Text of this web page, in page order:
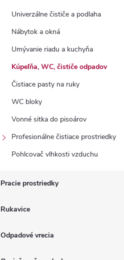
Univerzálne čističe a podlaha
Nábytok a okná
Umývanie riadu a kuchyňa
Kúpeľňa, WC, čističe odpadov
Čistiace pasty na ruky
WC bloky
Vonné sitka do pisoárov
Profesionálne čistiace prostriedky
Pohlcovač vlhkosti vzduchu
Pracie prostriedky
Rukavice
Odpadové vrecia